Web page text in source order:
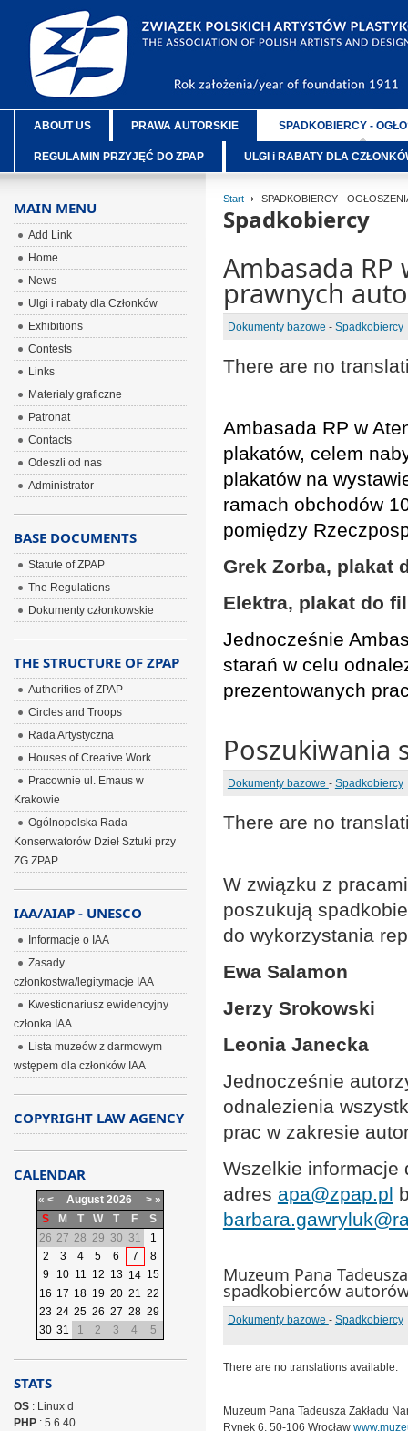
ABOUT US PRAWA AUTORSKIE SPADKOBIERCY -
REGULAMIN PRZYJĘĆ DO ZPAP ULGI i RABATY DLA
Start SPADKOBIERCY -
Spadkobiercy
Ambasada
prawnych
Dokumenty bazowe - Spadkobiercy
There are no
Ambasada RP w
plakatów, celem
plakatów na
ramach obchodów
pomiędzy
Grek Zorba, plakat
Elektra, plakat do
Jednocześnie
starań w celu
prezentowanych
Poszukiwania
Dokumenty bazowe - Spadkobiercy
There are no
W związku z
poszukują
do wykorzystania
Ewa Salamon
Jerzy Srokowski
Leonia Janecka
Jednocześnie
odnalezienia
prac w zakresie
Wszelkie informacje
adres apa@zpap.pl
Muzeum Pana
spadkobierców
Dokumenty bazowe - Spadkobiercy
There are no translations available.
Muzeum Pana Tadeusza Zakładu
Rynek 6, 50-106 Wrocław
MAIN MENU
Add Link
Home
News
Ulgi i rabaty dla Członków
Exhibitions
Contests
Links
Materiały graficzne
Patronat
Contacts
Odeszli od nas
Administrator
BASE DOCUMENTS
Statute of ZPAP
The Regulations
Dokumenty członkowskie
THE STRUCTURE OF ZPAP
Authorities of ZPAP
Circles and Troops
Rada Artystyczna
Houses of Creative Work
Pracownie ul. Emaus w
Krakowie
Ogólnopolska Rada
Konserwatorów Dzieł Sztuki przy
ZG ZPAP
IAA/AIAP - UNESCO
Informacje o IAA
Zasady
członkostwa/legitymacje IAA
Kwestionariusz ewidencyjny
członka IAA
Lista muzeów z darmowym
wstępem dla członków IAA
COPYRIGHT LAW AGENCY
CALENDAR
« < August 2026 > »
S
M T W T F
S
26 27 28 29 30 31
1
2
3 4 5 6 7
8
9
10 11 12 13 14 15
16 17 18 19 20 21 22
23 24 25 26 27 28 29
30 31 1 2 3 4 5
STATS
OS: Linux d
PHP: 5.6.40